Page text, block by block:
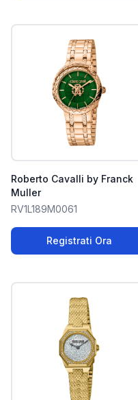
Roberto Cavalli by Franck
Muller
RV1L189M0061
Registrati Ora